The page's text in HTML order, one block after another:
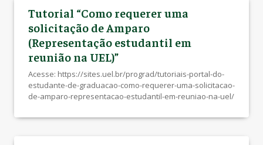
Tutorial “Como requerer uma
solicitação de Amparo
(Representação estudantil em
reunião na UEL)”
Acesse: https://sites.uel.br/prograd/tutoriais-portal-do-
estudante-de-graduacao-como-requerer-uma-solicitacao-
de-amparo-representacao-estudantil-em-reuniao-na-uel/